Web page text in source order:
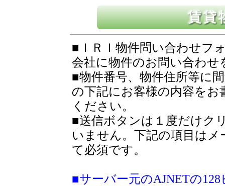
■ＩＲＩ物件問い合わせフ
会社に物件のお問い合わせ
■物件番号、物件住所等に
の下記にお客様の内容を
ください。
■送信ボタンは１度だけク
いません。下記の項目は
て必須です。
■サーバー元のAJNETの